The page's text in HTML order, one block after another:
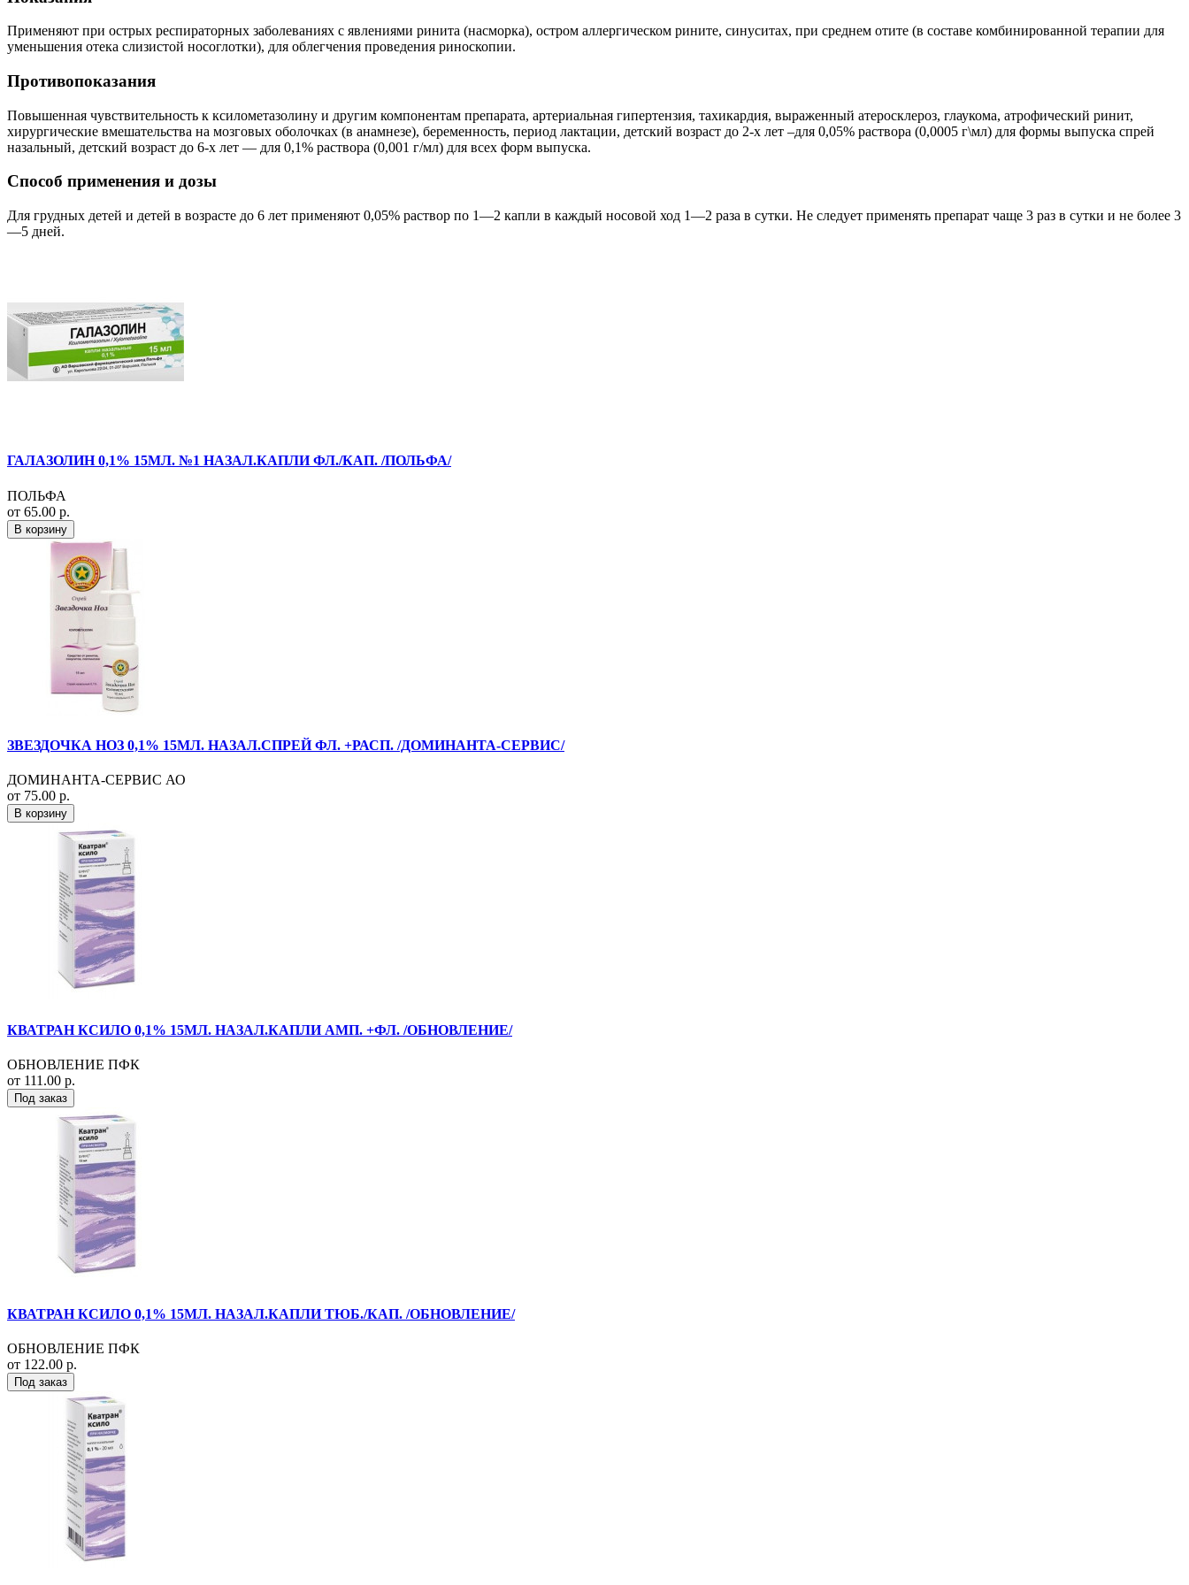
Применяют при острых респираторных заболеваниях с явлениями ринита (насморка), остром аллергическом рините, синуситах, при среднем отите (в составе комбинированной терапии для
уменьшения отека слизистой носоглотки), для облегчения проведения риноскопии.
Противопоказания
Повышенная чувствительность к ксилометазолину и другим компонентам препарата, артериальная гипертензия, тахикардия, выраженный атеросклероз, глаукома, атрофический ринит,
хирургические вмешательства на мозговых оболочках (в анамнезе), беременность, период лактации, детский возраст до 2-х лет –для 0,05% раствора (0,0005 г\мл) для формы выпуска спрей
назальный, детский возраст до 6-х лет — для 0,1% раствора (0,001 г/мл) для всех форм выпуска.
Способ применения и дозы
Для грудных детей и детей в возрасте до 6 лет применяют 0,05% раствор по 1—2 капли в каждый носовой ход 1—2 раза в сутки. Не следует применять препарат чаще 3 раз в сутки и не более 3
—5 дней.
ГАЛАЗОЛИН 0,1% 15МЛ. №1 НАЗАЛ.КАПЛИ ФЛ./КАП. /ПОЛЬФА/
ПОЛЬФА
от 65.00 р.
В корзину
ЗВЕЗДОЧКА НОЗ 0,1% 15МЛ. НАЗАЛ.СПРЕЙ ФЛ. +РАСП. /ДОМИНАНТА-СЕРВИС/
ДОМИНАНТА-СЕРВИС АО
от 75.00 р.
В корзину
КВАТРАН КСИЛО 0,1% 15МЛ. НАЗАЛ.КАПЛИ АМП. +ФЛ. /ОБНОВЛЕНИЕ/
ОБНОВЛЕНИЕ ПФК
от 111.00 р.
Под заказ
КВАТРАН КСИЛО 0,1% 15МЛ. НАЗАЛ.КАПЛИ ТЮБ./КАП. /ОБНОВЛЕНИЕ/
ОБНОВЛЕНИЕ ПФК
от 122.00 р.
Под заказ